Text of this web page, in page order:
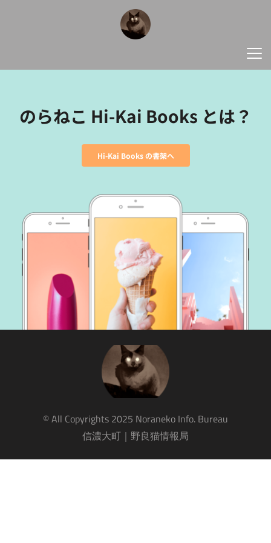
のらねこ Hi-Kai Books とは？
Hi-Kai Books の書架へ
© All Copyrights 2025 Noraneko Info. Bureau
信濃大町｜野良猫情報局